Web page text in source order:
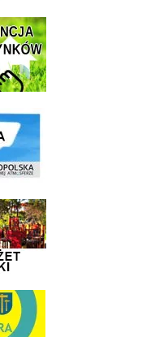
- złóż deklarację
powietrza
Seniora